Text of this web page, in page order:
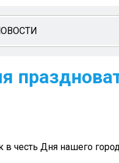
честь Дня нашего